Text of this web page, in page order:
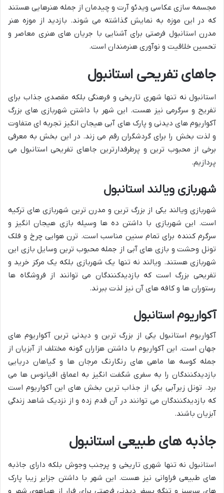
مجسمه سازی عکاسی ویدئو آرت و چیدمان از جمله هنرهایی هستند
که در این موزه به نمایش گذاشته می شوند. بازدید از موزه هنر
مدرن استانبول فرصتی برای آشنایی با جریان های هنری معاصر و
تحسین خلاقیت و نوآوری هنرمندان است.
جاهای تفریحی استانبول
استانبول نه تنها شهری تاریخی و فرهنگی بلکه مقصدی جذاب برای
تفریح و سرگرمی نیز هست. این شهر با داشتن شهربازی های بزرگ
آکواریوم های دیدنی و پارک های آبی هیجان انگیز تجربه ای متفاوت
و لذت بخش را برای گردشگران رقم می زند. در این بخش به معرفی
برخی از محبوب ترین و پرطرفدارترین جاهای تفریحی استانبول می
پردازیم.
شهربازی ویالند استانبول
شهربازی ویالند یکی از بزرگ ترین و مدرن ترین شهربازی های ترکیه
است. این شهربازی با داشتن ده ها وسیله بازی هیجان انگیز و
سرگرم کننده برای تمام سنین مناسب است. ترن هوایی چرخ و فلک
تونل وحشت و بازی های آبی از جمله محبوب ترین وسایل بازی این
شهربازی هستند. ویالند نه تنها یک شهربازی بلکه یک مرکز خرید و
تفریحی بزرگ است که بازدیدکنندگان می توانند از فروشگاه ها
رستوران ها و کافه های آن نیز لذت ببرند.
آکواریوم استانبول
آکواریوم استانبول یکی از بزرگ ترین و دیدنی ترین آکواریوم های
جهان است. این آکواریوم با داشتن هزاران گونه مختلف از آبزیان از
جمله کوسه ها ماهی های رنگارنگ مرجان ها و گیاهان دریایی
بازدیدکنندگان را به سفری شگفت انگیز به اعماق اقیانوس ها می
برد. تونل زیرآبی یکی از جذاب ترین بخش های این آکواریوم است
که بازدیدکنندگان می توانند در آن قدم زده و از نزدیک شاهد زندگی
آبزیان باشند.
جاذبه های طبیعی استانبول
استانبول نه تنها شهری تاریخی و پرجنب وجوش بلکه دارای جاذبه
های طبیعی فراوانی نیز هست. این شهر با داشتن جزایر زیبا پارک
های سرسبز و تنگه بسفر دیدنی فرصتی برای فرار از هیاهوی شهر و